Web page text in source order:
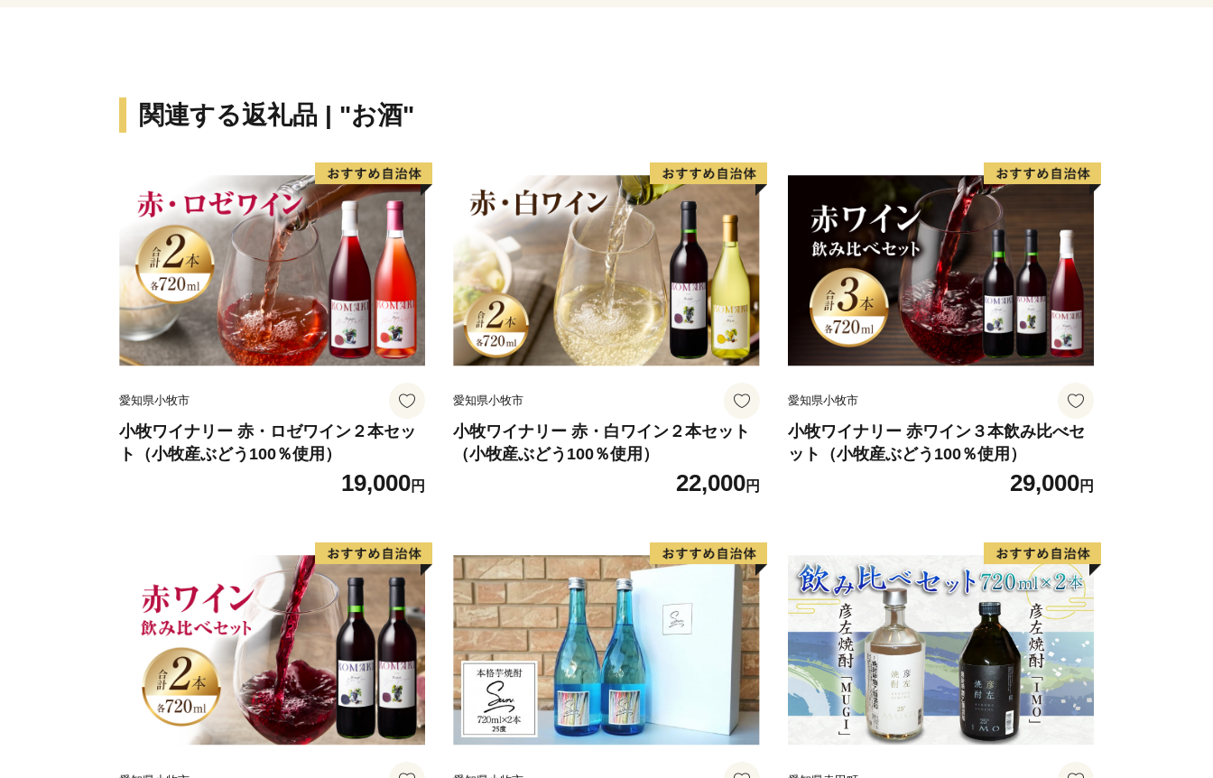
■ 灘の酒
■ 神戸ワイン
■ スイーツ
■ 有馬温泉（宿泊優待券）
どれを選んでも神戸の良さを味わい・体感することができます。
ぜひ、ふるさと納税を通じて、神戸の魅力をお楽しみください。
関連する返礼品 | "お酒"
愛知県小牧市
小牧ワイナリー 赤・ロゼワイン２本セッ
ト（小牧産ぶどう100％使用）
19,000円
愛知県小牧市
小牧ワイナリー 赤・白ワイン２本セット
（小牧産ぶどう100％使用）
22,000円
愛知県小牧市
小牧ワイナリー 赤ワイン３本飲み比べセ
ット（小牧産ぶどう100％使用）
29,000円